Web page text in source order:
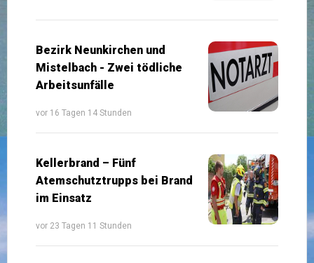
Bezirk Neunkirchen und
Mistelbach - Zwei tödliche
Arbeitsunfälle
vor 16 Tagen 14 Stunden
Kellerbrand – Fünf
Atemschutztrupps bei Brand
im Einsatz
vor 23 Tagen 11 Stunden